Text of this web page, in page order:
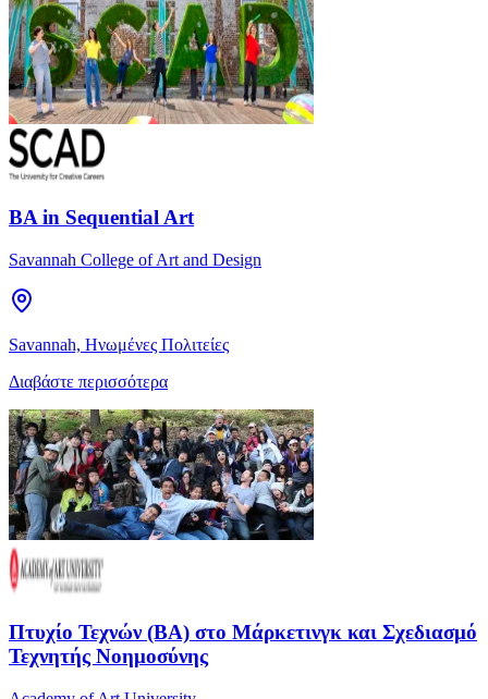
BA in Sequential Art
Savannah College of Art and Design
Savannah, Ηνωμένες Πολιτείες
Διαβάστε περισσότερα
Πτυχίο Τεχνών (BA) στο Μάρκετινγκ και Σχεδιασμό
Τεχνητής Νοημοσύνης